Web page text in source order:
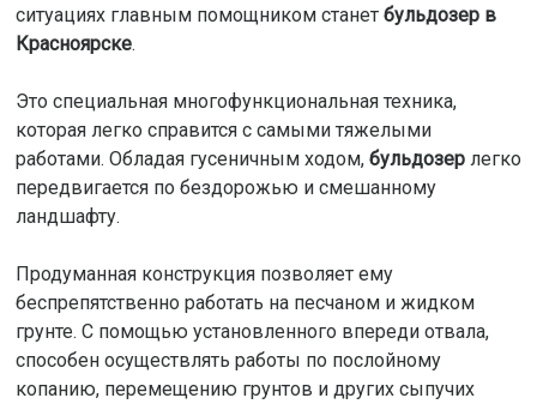
ситуациях главным помощником станет бульдозер в
Красноярске.
Это специальная многофункциональная техника,
которая легко справится с самыми тяжелыми
работами. Обладая гусеничным ходом, бульдозерлегко
передвигается по бездорожью и смешанному
ландшафту.
Продуманная конструкция позволяет ему
беспрепятственно работать на песчаном и жидком
грунте. С помощью установленного впереди отвала,
способен осуществлять работы по послойному
копанию, перемещению грунтов и других сыпучих